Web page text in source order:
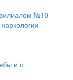
№10
и о